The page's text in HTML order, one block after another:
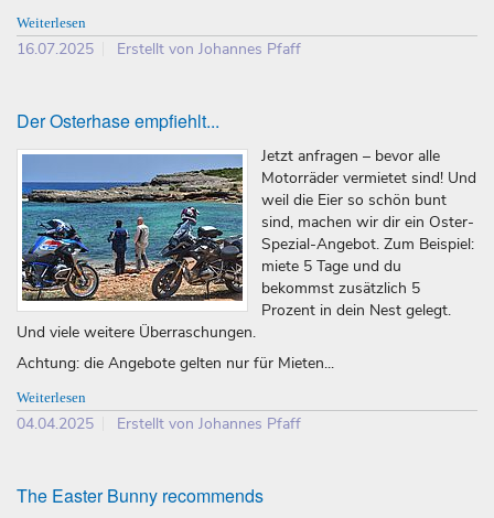
Weiterlesen
16.07.2025 Erstellt von Johannes Pfaff
Der Osterhase empfiehlt...
Jetzt anfragen – bevor alle
Motorräder vermietet sind! Und
weil die Eier so schön bunt
sind, machen wir dir ein Oster-
Spezial-Angebot. Zum Beispiel:
miete 5 Tage und du
bekommst zusätzlich 5
Prozent in dein Nest gelegt.
Und viele weitere Überraschungen.
Achtung: die Angebote gelten nur für Mieten...
Weiterlesen
04.04.2025 Erstellt von Johannes Pfaff
The Easter Bunny recommends